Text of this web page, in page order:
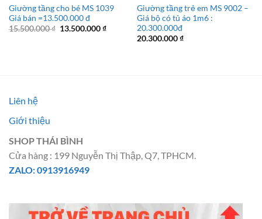
Giường tầng cho bé MS 1039
Giá bán =13.500.000 đ
15.500.000₫ Giá
13.500.000₫Giá
Giường tầng trẻ em MS 9002 –
Giá bộ có tủ áo 1m6 :
20.300.000đ
20.300.000₫
Liên hệ
Giới thiệu
SHOP THÁI BÌNH
Cửa hàng : 199 Nguyễn Thị Thập, Q7, TPHCM.
ZALO: 0913916949